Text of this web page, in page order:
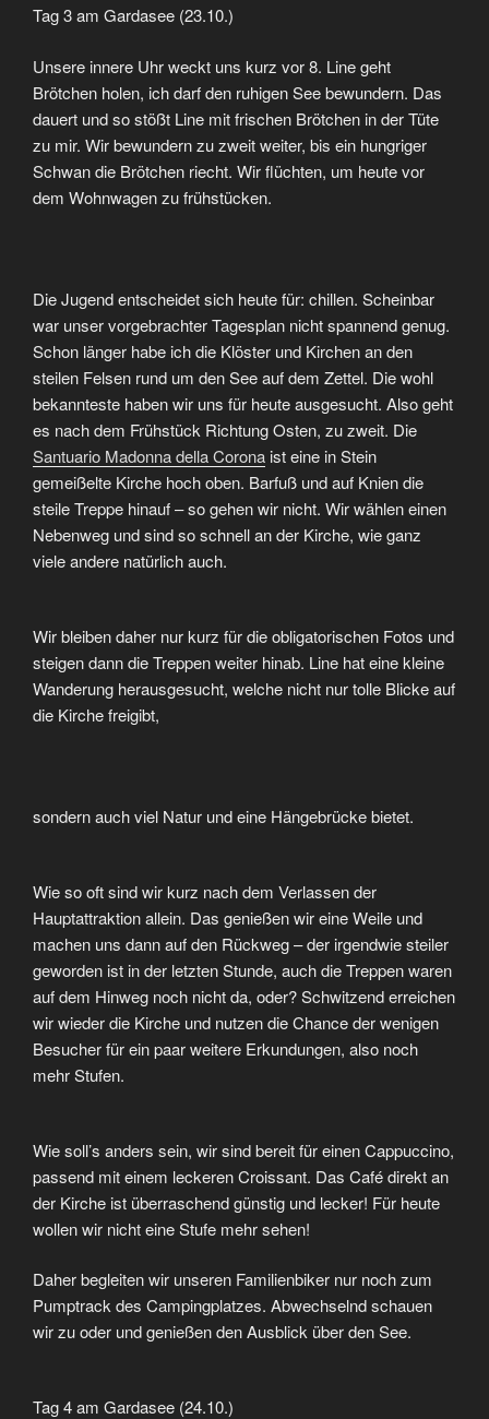
Tag 3 am Gardasee (23.10.)
Unsere innere Uhr weckt uns kurz vor 8. Line geht
Brötchen holen, ich darf den ruhigen See bewundern. Das
dauert und so stößt Line mit frischen Brötchen in der Tüte
zu mir. Wir bewundern zu zweit weiter, bis ein hungriger
Schwan die Brötchen riecht. Wir flüchten, um heute vor
dem Wohnwagen zu frühstücken.
Die Jugend entscheidet sich heute für: chillen. Scheinbar
war unser vorgebrachter Tagesplan nicht spannend genug.
Schon länger habe ich die Klöster und Kirchen an den
steilen Felsen rund um den See auf dem Zettel. Die wohl
bekannteste haben wir uns für heute ausgesucht. Also geht
es nach dem Frühstück Richtung Osten, zu zweit. Die
Santuario Madonna della Corona ist eine in Stein
gemeißelte Kirche hoch oben. Barfuß und auf Knien die
steile Treppe hinauf – so gehen wir nicht. Wir wählen einen
Nebenweg und sind so schnell an der Kirche, wie ganz
viele andere natürlich auch.
Wir bleiben daher nur kurz für die obligatorischen Fotos und
steigen dann die Treppen weiter hinab. Line hat eine kleine
Wanderung herausgesucht, welche nicht nur tolle Blicke auf
die Kirche freigibt,
sondern auch viel Natur und eine Hängebrücke bietet.
Wie so oft sind wir kurz nach dem Verlassen der
Hauptattraktion allein. Das genießen wir eine Weile und
machen uns dann auf den Rückweg – der irgendwie steiler
geworden ist in der letzten Stunde, auch die Treppen waren
auf dem Hinweg noch nicht da, oder? Schwitzend erreichen
wir wieder die Kirche und nutzen die Chance der wenigen
Besucher für ein paar weitere Erkundungen, also noch
mehr Stufen.
Wie soll’s anders sein, wir sind bereit für einen Cappuccino,
passend mit einem leckeren Croissant. Das Café direkt an
der Kirche ist überraschend günstig und lecker! Für heute
wollen wir nicht eine Stufe mehr sehen!
Daher begleiten wir unseren Familienbiker nur noch zum
Pumptrack des Campingplatzes. Abwechselnd schauen
wir zu oder und genießen den Ausblick über den See.
Tag 4 am Gardasee (24.10.)